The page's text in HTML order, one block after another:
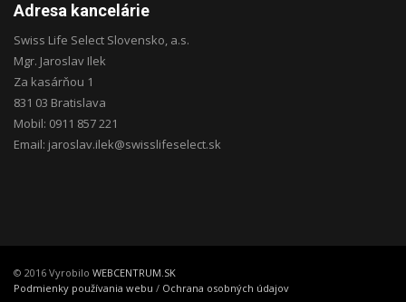
Adresa kancelárie
Swiss Life Select Slovensko, a.s.
Mgr. Jaroslav Ilek
Za kasárňou 1
831 03 Bratislava
Mobil: 0911 857 221
Email: jaroslav.ilek@swisslifeselect.sk
© 2016 Vyrobilo WEBCENTRUM.SK
Podmienky používania webu / Ochrana osobných údajov